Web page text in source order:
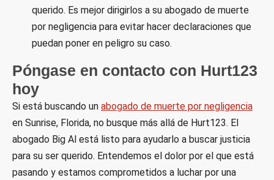
querido. Es mejor dirigirlos a su abogado de muerte
por negligencia para evitar hacer declaraciones que
puedan poner en peligro su caso.
Póngase en contacto con Hurt123
hoy
Si está buscando un abogado de muerte por negligencia
en Sunrise, Florida, no busque más allá de Hurt123. El
abogado Big Al está listo para ayudarlo a buscar justicia
para su ser querido. Entendemos el dolor por el que está
pasando y estamos comprometidos a luchar por una